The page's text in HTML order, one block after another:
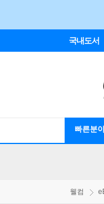
국내도서
빠른분
웰컴